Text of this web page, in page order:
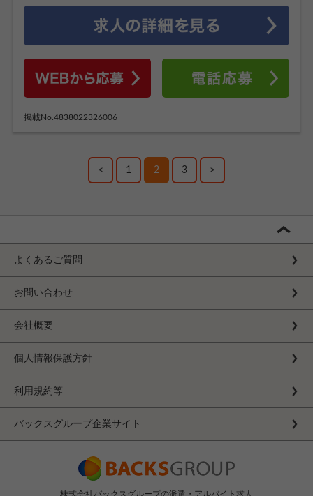
掲載No.4838022326006
< 1 2 3 >
よくあるご質問
お問い合わせ
会社概要
個人情報保護方針
利用規約等
バックスグループ企業サイト
株式会社バックスグループの派遣・アルバイト求人